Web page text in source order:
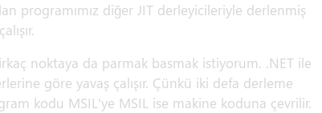
programımız diğer JIT derleyicileriyle derlenmiş
noktaya da parmak basmak istiyorum. .NET ile
göre yavaş çalışır. Çünkü iki defa derleme
kodu MSIL'ye MSIL ise makine koduna çevrilir.